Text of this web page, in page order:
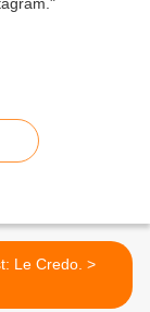
Podcast: Le Credo. >